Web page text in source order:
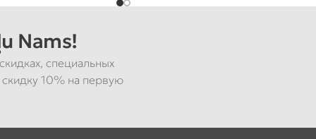
Nams!
специальных
10% на первую